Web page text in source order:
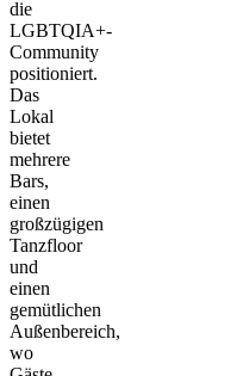
die
LGBTQIA+-
Community
positioniert.
Das
Lokal
bietet
mehrere
Bars,
einen
großzügigen
Tanzfloor
und
einen
gemütlichen
Außenbereich,
wo